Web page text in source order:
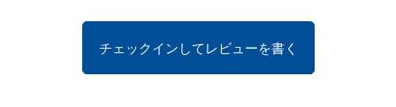
チェックインしてレビューを書く